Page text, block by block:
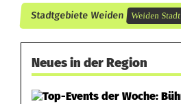
o
e
Stadtgebiete Weiden Weiden Stadt
Neues in der Region